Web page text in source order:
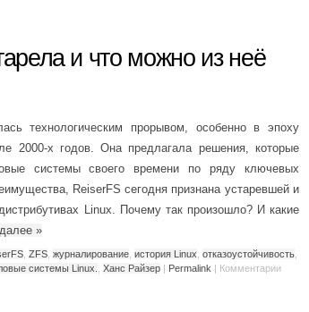
и что можно из неё
технологическим прорывом, особенно в эпоху
2000-х годов. Она предлагала решения, которые
системы своего времени по ряду ключевых
ReiserFS сегодня признана устаревшей и
Linux. Почему так произошло? И какие
»
ZFS журналирование история Linux отказоустойчивость
системы Linux. Ханс Райзер | Permalink | Комментарии